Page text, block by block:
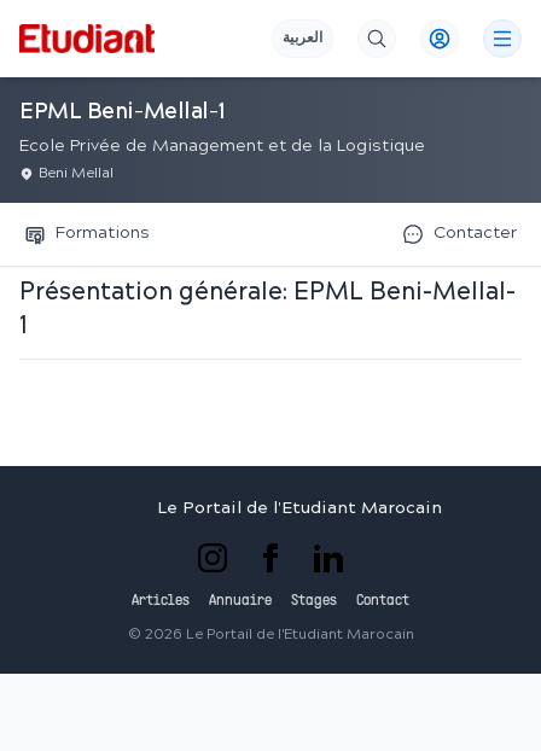
العربية
EPML Beni-Mellal-1
Ecole Privée de Management et de la Logistique
Beni Mellal
Formations Contacter
Présentation générale: EPML Beni-Mellal-
1
Le Portail de l'Etudiant Marocain
Articles Annuaire Stages Contact
© 2026 Le Portail de l'Etudiant Marocain